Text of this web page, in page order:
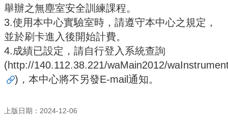
使
用
註
冊
及
課
程
標
舉辦之無塵室安全訓練課程。
3.使用本中心實驗室時，請遵守本中心之規定，
並於刷卡進入後開始計費。
4.成績已設定， 請自行登入系統查詢
(http://140.112.38.221/waMain2012/
)，本中心將不另發E-mail 通知。
上版日期：2024-12-06